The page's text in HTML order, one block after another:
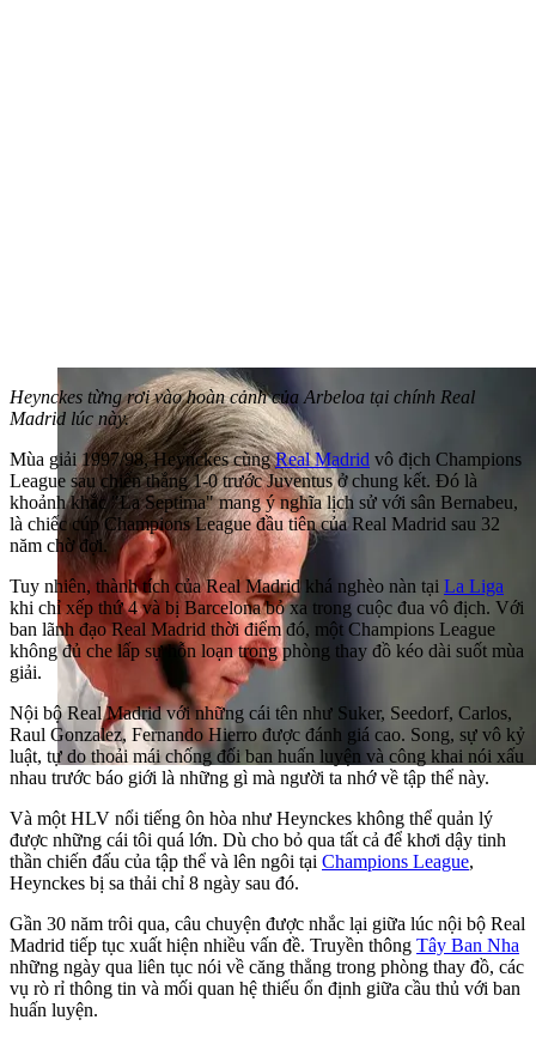
Heynckes từng rơi vào hoàn cảnh của Arbeloa tại chính Real
Madrid lúc này.
Mùa giải 1997/98, Heynckes cùngReal Madrid vô địch Champions
League sau chiến thắng 1-0 trước Juventus ở chung kết. Đó là
khoảnh khắc "La Septima" mang ý nghĩa lịch sử với sân Bernabeu,
là chiếc cúp Champions League đầu tiên của Real Madrid sau 32
năm chờ đợi.
Tuy nhiên, thành tích của Real Madrid khá nghèo nàn tại La Liga
khi chỉ xếp thứ 4 và bị Barcelona bỏ xa trong cuộc đua vô địch. Với
ban lãnh đạo Real Madrid thời điểm đó, một Champions League
không đủ che lấp sự hỗn loạn trong phòng thay đồ kéo dài suốt mùa
giải.
Nội bộ Real Madrid với những cái tên như Suker, Seedorf, Carlos,
Raul Gonzalez, Fernando Hierro được đánh giá cao. Song, sự vô kỷ
luật, tự do thoải mái chống đối ban huấn luyện và công khai nói xấu
nhau trước báo giới là những gì mà người ta nhớ về tập thể này.
Và một HLV nổi tiếng ôn hòa như Heynckes không thể quản lý
được những cái tôi quá lớn. Dù cho bỏ qua tất cả để khơi dậy tinh
thần chiến đấu của tập thể và lên ngôi tại Champions League,
Heynckes bị sa thải chỉ 8 ngày sau đó.
Gần 30 năm trôi qua, câu chuyện được nhắc lại giữa lúc nội bộ Real
Madrid tiếp tục xuất hiện nhiều vấn đề. Truyền thông Tây Ban Nha
những ngày qua liên tục nói về căng thẳng trong phòng thay đồ, các
vụ rò rỉ thông tin và mối quan hệ thiếu ổn định giữa cầu thủ với ban
huấn luyện.